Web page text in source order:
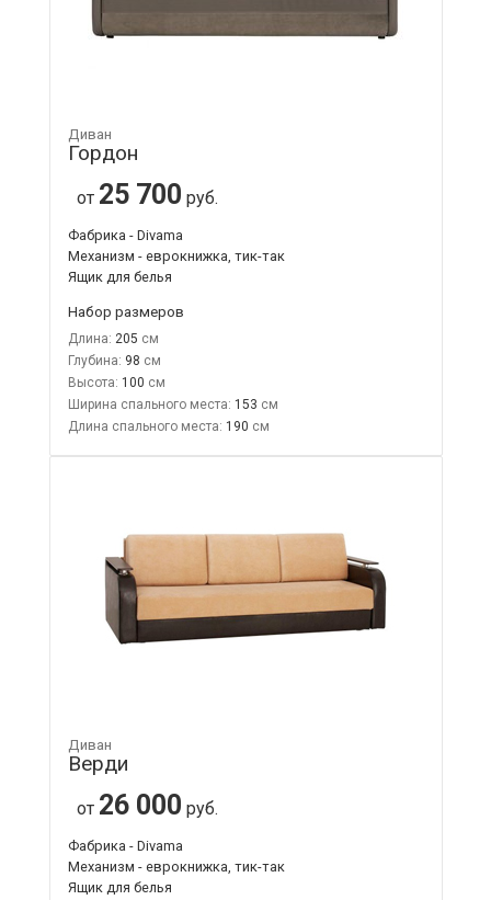
Диван
Гордон
от 25 700 руб.
Фабрика - Divama
Механизм - еврокнижка, тик-так
Ящик для белья
Набор размеров
Длина: 205
Глубина: 98
Высота: 100
Ширина спального места: 153
Длина спального места: 190
Диван
Верди
от 26 000 руб.
Фабрика - Divama
Механизм - еврокнижка, тик-так
Ящик для белья